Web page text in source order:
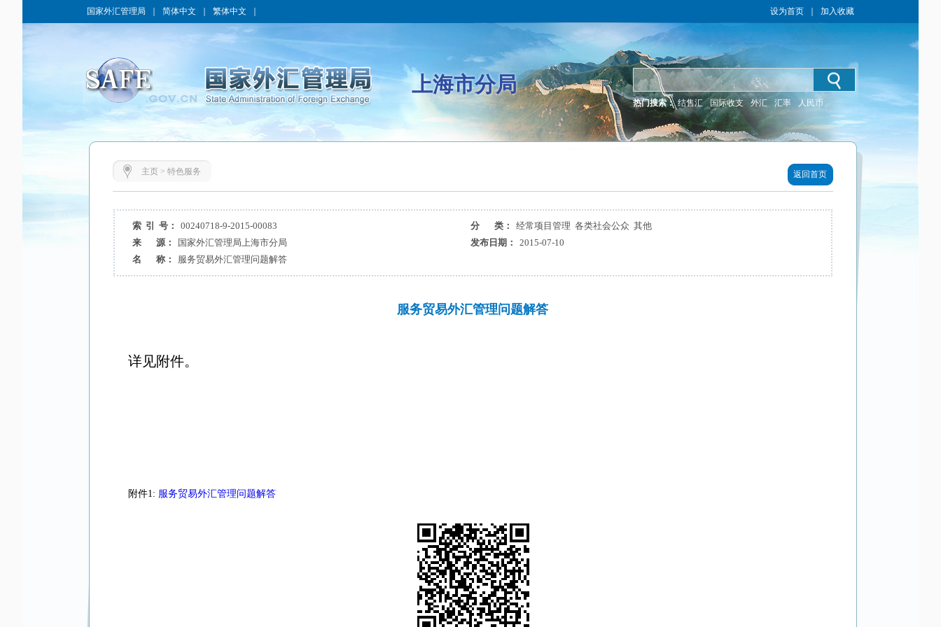
国家外汇管理局 简体中文 繁体中文 设为首页 加入收藏
上海市分局
热门搜索： 结售汇 国际收支 外汇 汇率 人民币
主页> 特色服务 返回首页
索 引 号： 00240718-9-2015-00083 分 类：
经常项目管理 各类社会公众 其他
来 源：
国家外汇管理局上海市分局 发布日期：
2015-07-10
名 称：
服务贸易外汇管理问题解答
服务贸易外汇管理问题解答
详见附件。
附件1: 服务贸易外汇管理问题解答